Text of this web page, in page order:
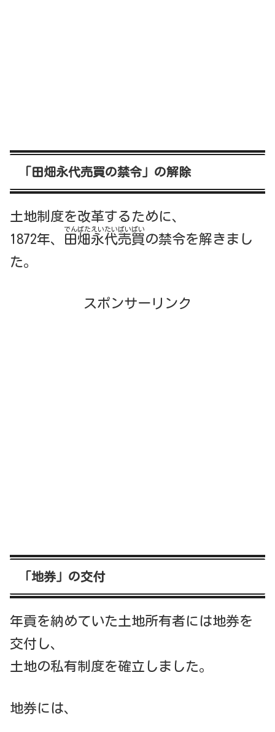
「田畑永代売買の禁令」の解除
土地制度を改革するために、
1872年、 田畑永代売買
でんばたえいたいばいばい
の禁令を解きまし
た。
スポンサーリンク
「地券」の交付
年貢を納めていた土地所有者には地券を
交付し、
土地の私有制度を確立しました。
地券には、